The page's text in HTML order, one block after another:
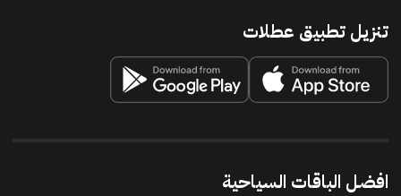
تنزيل تطبيق عطلات
افضل الباقات السياحية